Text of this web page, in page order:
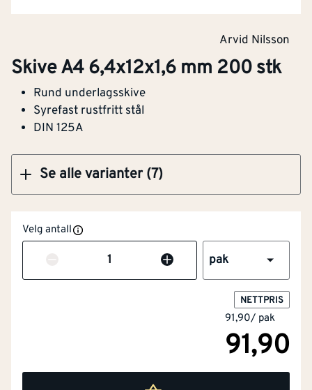
Arvid Nilsson
Skive A4 6,4x12x1,6 mm 200 stk
Rund underlagsskive
Syrefast rustfritt stål
DIN 125A
Se alle varianter (7)
Klikk og hent
Velg antall
Antall pak
NETTPRIS
91,90/ pak
91,90